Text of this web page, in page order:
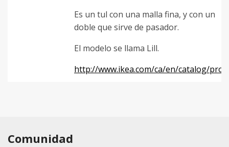
Es un tul con una malla fina, y con un
doble que sirve de pasador.
El modelo se llama Lill.
http://www.ikea.com/ca/en/catalog/
Comunidad